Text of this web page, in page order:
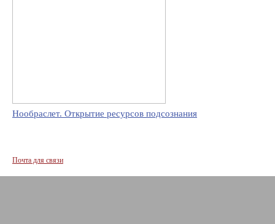
Нообраслет. Открытие ресурсов подсознания
Почта для связи